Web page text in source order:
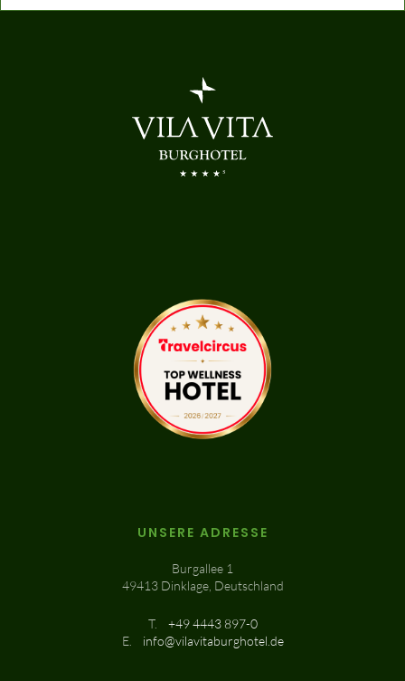
UNSERE ADRESSE
Burgallee 1
49413 Dinklage, Deutschland
T.
+49 4443 897-0
E.
info@vilavitaburghotel.de